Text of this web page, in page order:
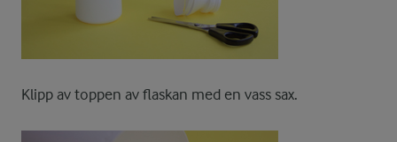
Klipp av toppen av flaskan med en vass sax.